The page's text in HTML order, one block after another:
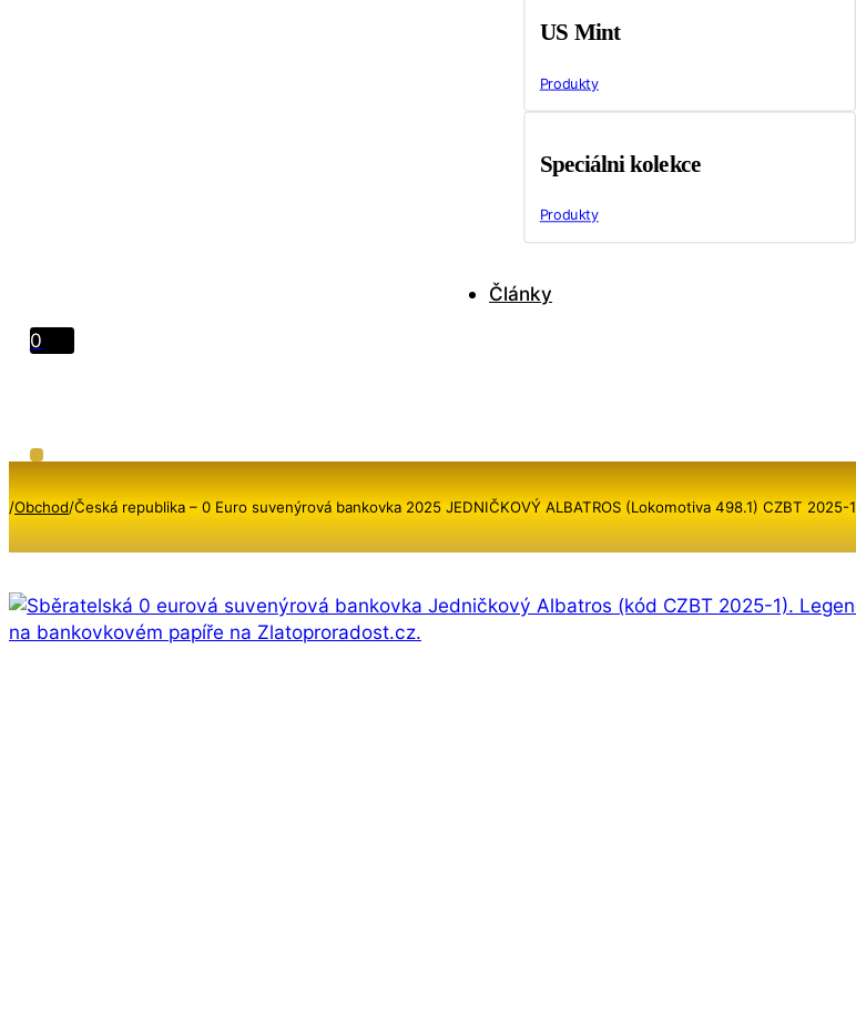
US Mint
Produkty
Speciálni kolekce
Produkty
Články
0
/Obchod/Česká republika – 0 Euro suvenýrová bankovka 2025 JEDNIČKOVÝ ALBATROS (Lokomotiva 498.1) CZBT 2025-1